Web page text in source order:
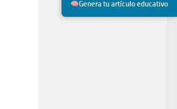
Genera tu artículo educativo